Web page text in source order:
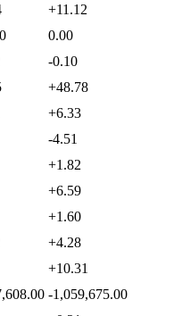
+11.12
0.00
-0.10
+48.78
+6.33
-4.51
+1.82
+6.59
+1.60
+4.28
+10.31
-1,059,675.00